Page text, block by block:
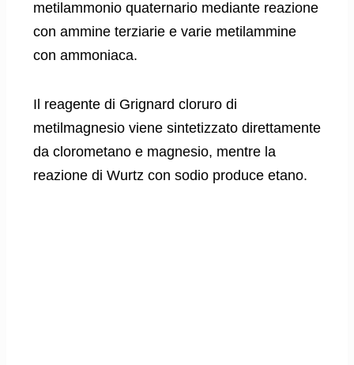
metilammonio quaternario mediante reazione
con ammine terziarie e varie metilammine
con ammoniaca.
Il reagente di Grignard cloruro di
metilmagnesio viene sintetizzato direttamente
da clorometano e magnesio, mentre la
reazione di Wurtz con sodio produce etano.